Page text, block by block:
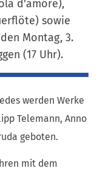
d'amore),
sowie
Montag, 3.
(17 Uhr).
werden Werke
Telemann, Anno
geboten.
mit dem